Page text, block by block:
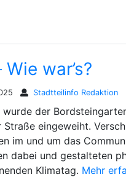
Wie war’s?
Stadtteilinfo Redaktion
wurde der
eingeweiht.
im und um das
dabei und gestalteten
Klimatag. Mehr